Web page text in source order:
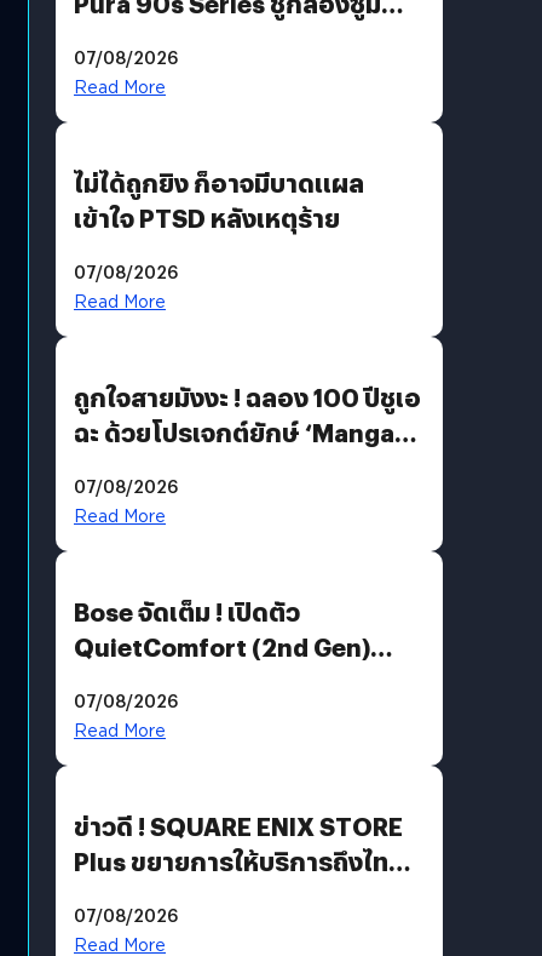
07/08/2026
Read More
ไม่ได้ถูกยิง ก็อาจมีบาดแผล
เข้าใจ PTSD หลังเหตุร้าย
07/08/2026
Read More
ถูกใจสายมังงะ ! ฉลอง 100 ปีชูเอ
ฉะ ด้วยโปรเจกต์ยักษ์ ‘Manga
มีภาษาไทยด้วย
07/08/2026
Read More
Bose จัดเต็ม ! เปิดตัว
QuietComfort (2nd Gen)
07/08/2026
Read More
ข่าวดี ! SQUARE ENIX STORE
Plus ขยายการให้บริการถึงไทย
โดยตรง
07/08/2026
Read More